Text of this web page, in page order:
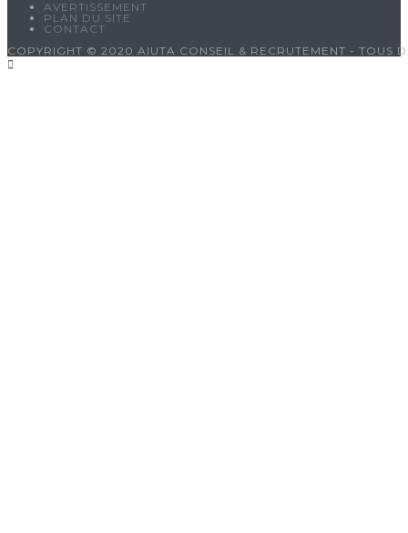
AVERTISSEMENT
PLAN DU SITE
CONTACT
COPYRIGHT © 2020 AIUTA CONSEIL & RECRUTEMENT - TOUS